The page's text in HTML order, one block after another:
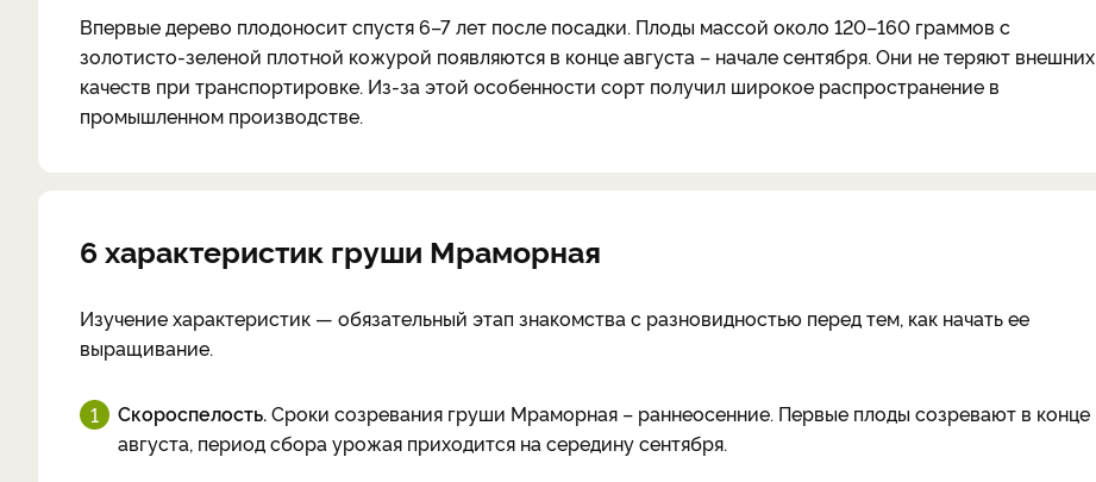
Впервые дерево плодоносит спустя 6–7 лет после посадки. Плоды массой около 120–160 граммов с
золотисто-зеленой плотной кожурой появляются в конце августа – начале сентября. Они не теряют внешних
качеств при транспортировке. Из-за этой особенности сорт получил широкое распространение в
промышленном производстве.
6 характеристик груши Мраморная
Изучение характеристик — обязательный этап знакомства с разновидностью перед тем, как начать ее
выращивание.
Скороспелость.Сроки созревания груши Мраморная – раннеосенние. Первые плоды созревают в конце
августа, период сбора урожая приходится на середину сентября.